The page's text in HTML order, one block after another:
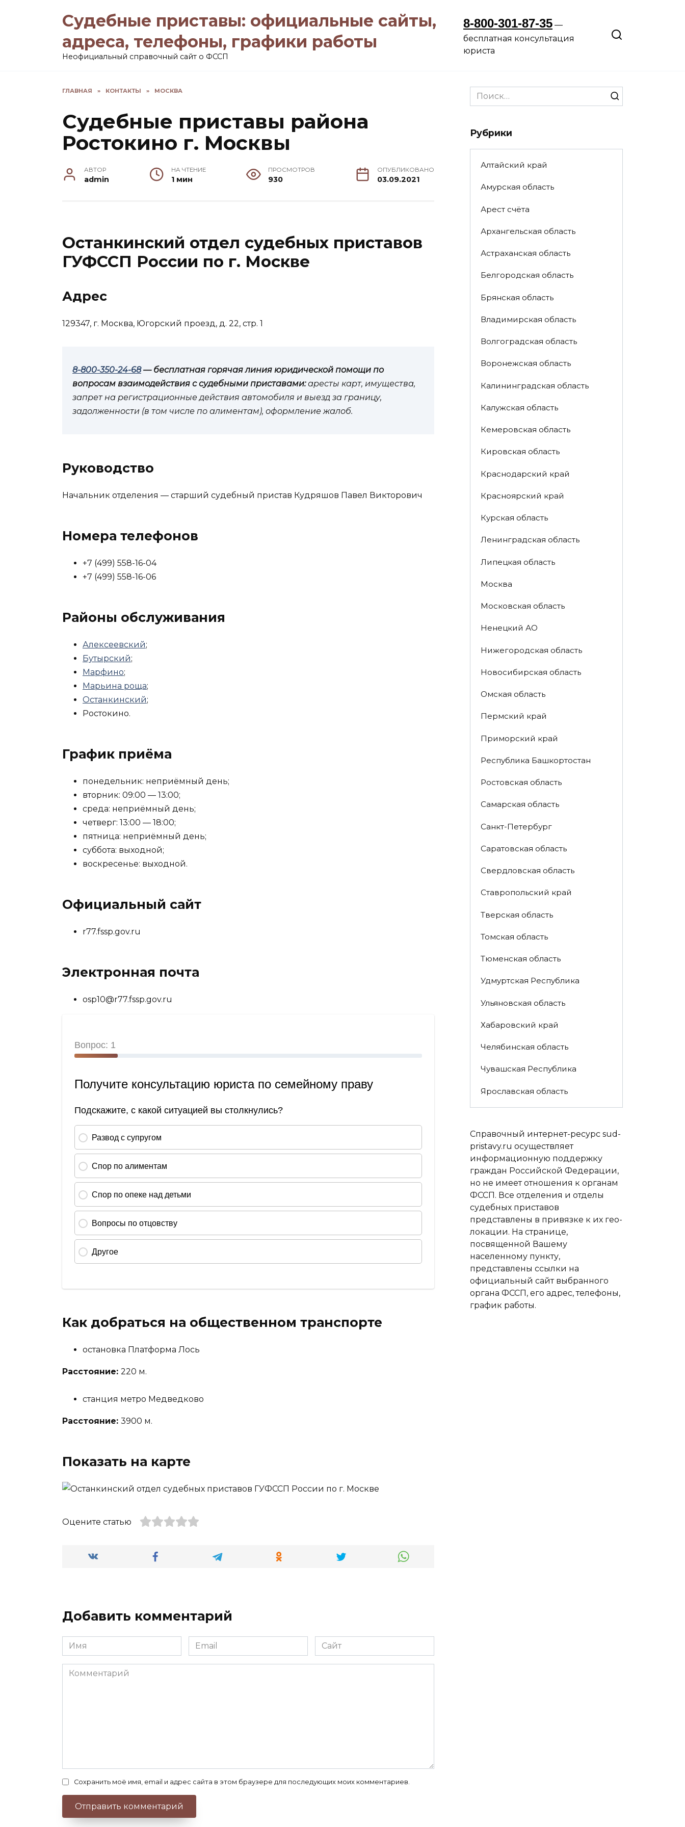
Судебные приставы: официальные сайты,
адреса, телефоны, графики работы
Неофициальный справочный сайт о ФССП
8-800-301-87-35 —
бесплатная консультация
юриста
ГЛАВНАЯ » КОНТАКТЫ » МОСКВА
Судебные приставы района
Ростокино г. Москвы
АВТОР
admin
НА ЧТЕНИЕ
1 мин
ПРОСМОТРОВ
930
ОПУБЛИКОВАНО
03.09.2021
Останкинский отдел судебных приставов
ГУФССП России по г. Москве
Адрес
129347, г. Москва, Югорский проезд, д. 22, стр. 1
8-800-350-24-68— бесплатная горячая линия юридической помощи по
вопросам взаимодействия с судебными приставами:аресты карт, имущества,
запрет на регистрационные действия автомобиля и выезд за границу,
задолженности (в том числе по алиментам), оформление жалоб.
Руководство
Начальник отделения — старший судебный пристав Кудряшов Павел Викторович
Номера телефонов
+7 (499) 558-16-04
+7 (499) 558-16-06
Районы обслуживания
Алексеевский;
Бутырский;
Марфино;
Марьина роща;
Останкинский;
Ростокино.
График приёма
понедельник: неприёмный день;
вторник: 09:00 — 13:00;
среда: неприёмный день;
четверг: 13:00 — 18:00;
пятница: неприёмный день;
суббота: выходной;
воскресенье: выходной.
Официальный сайт
r77.fssp.gov.ru
Электронная почта
osp10@r77.fssp.gov.ru
Как добраться на общественном транспорте
остановка Платформа Лось
Расстояние: 220 м.
станция метро Медведково
Расстояние: 3900 м.
Показать на карте
Оцените статью
Добавить комментарий
Имя
*
Email
*
Сайт
Комментарий
Сохранить моё имя, email и адрес сайта в этом браузере для последующих моих комментариев.
Search
for:
Рубрики
Алтайский край
Амурская область
Арест счёта
Архангельская область
Астраханская область
Белгородская область
Брянская область
Владимирская область
Волгоградская область
Воронежская область
Калининградская область
Калужская область
Кемеровская область
Кировская область
Краснодарский край
Красноярский край
Курская область
Ленинградская область
Липецкая область
Москва
Московская область
Ненецкий АО
Нижегородская область
Новосибирская область
Омская область
Пермский край
Приморский край
Республика Башкортостан
Ростовская область
Самарская область
Санкт-Петербург
Саратовская область
Свердловская область
Ставропольский край
Тверская область
Томская область
Тюменская область
Удмуртская Республика
Ульяновская область
Хабаровский край
Челябинская область
Чувашская Республика
Ярославская область
Справочный интернет-ресурс sud-
pristavy.ru осуществляет
информационную поддержку
граждан Российской Федерации,
но не имеет отношения к органам
ФССП. Все отделения и отделы
судебных приставов
представлены в привязке к их гео-
локации. На странице,
посвященной Вашему
населенному пункту,
представлены ссылки на
официальный сайт выбранного
органа ФССП, его адрес, телефоны,
график работы.